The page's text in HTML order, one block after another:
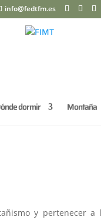
info@fedtfm.es
dormir Montaña
y pertenecer a